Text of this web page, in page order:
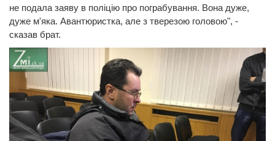
не подала заяву в поліцію про пограбування. Вона дуже,
дуже м'яка. Авантюристка, але з тверезою головою", -
сказав брат.